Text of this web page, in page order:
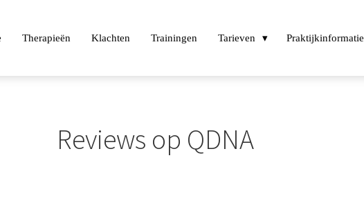
Therapieën Klachten Trainingen Tarieven Praktijkinformatie
Reviews op QDNA